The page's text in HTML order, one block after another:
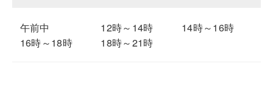
午前中 12時～14時
14時～16時
16時～18時
18時～21時